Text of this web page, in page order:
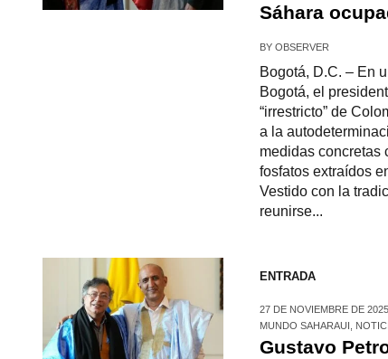
Sáhara
BY OBSERVER
Bogotá, D.C. – En
Bogotá, el
“irrestricto” de
a la
medidas concretas
fosfatos extraídos
Vestido con la
reunirse...
ENTRADA
27 DE NOVIEMBRE DE 2025
MUNDO SAHARAUI
Gustavo